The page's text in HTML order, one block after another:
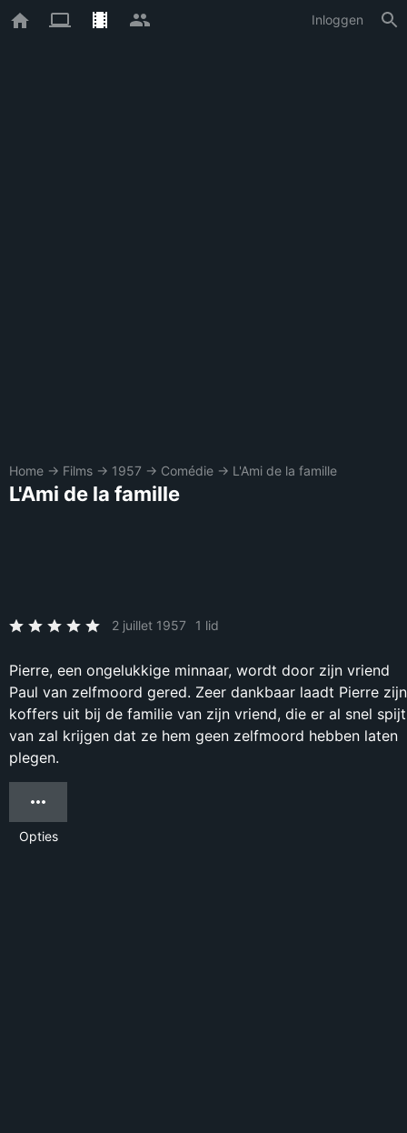
Inloggen
Home → Films → 1957 → Comédie → L'Ami de la famille
L'Ami de la famille
2 juillet 1957 1 lid
Pierre, een ongelukkige minnaar, wordt door zijn vriend
Paul van zelfmoord gered. Zeer dankbaar laadt Pierre zijn
koffers uit bij de familie van zijn vriend, die er al snel spijt
van zal krijgen dat ze hem geen zelfmoord hebben laten
plegen.
Opties